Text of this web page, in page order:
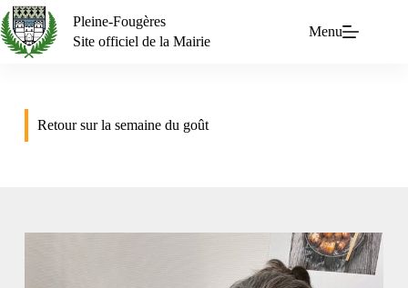
Pleine-Fougères
Site officiel de la Mairie
Menu
Retour sur la semaine du goût